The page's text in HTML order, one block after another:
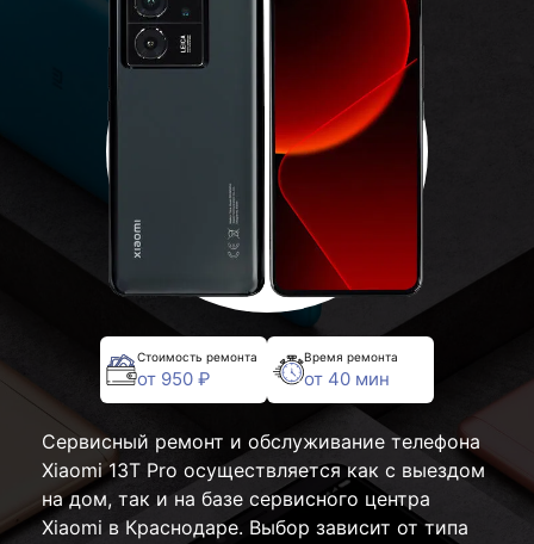
Стоимость ремонта
от 950 ₽
Время ремонта
от 40 мин
Сервисный ремонт и обслуживание телефона
Xiaomi 13T Pro осуществляется как с выездом
на дом, так и на базе сервисного центра
Xiaomi в Краснодаре. Выбор зависит от типа